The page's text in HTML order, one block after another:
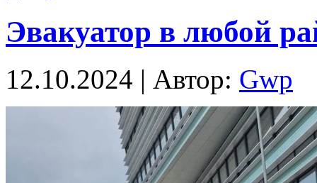
Эвакуатор в любой
12.10.2024 | Автор: Gwp